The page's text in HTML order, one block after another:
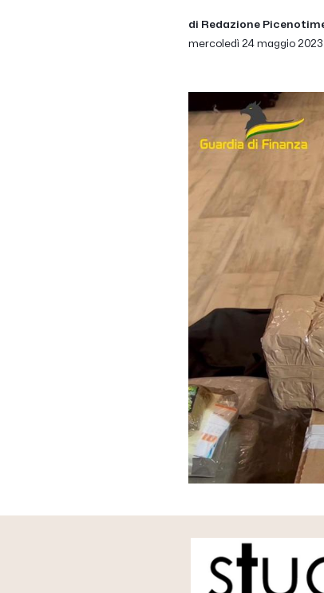
di Redazione
mercoledì 24 maggio 2023